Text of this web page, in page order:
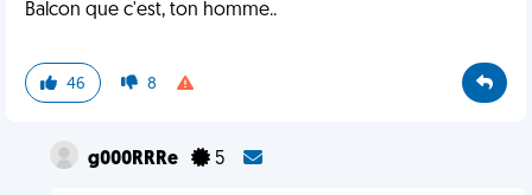
Balcon que c'est, ton homme..
46 8
g000RRRe 5